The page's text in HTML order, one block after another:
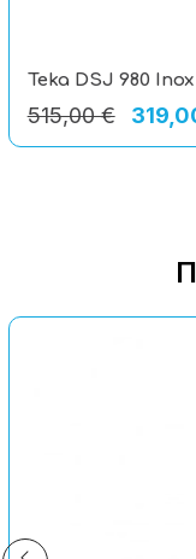
Teka DSJ 980
515,00 €